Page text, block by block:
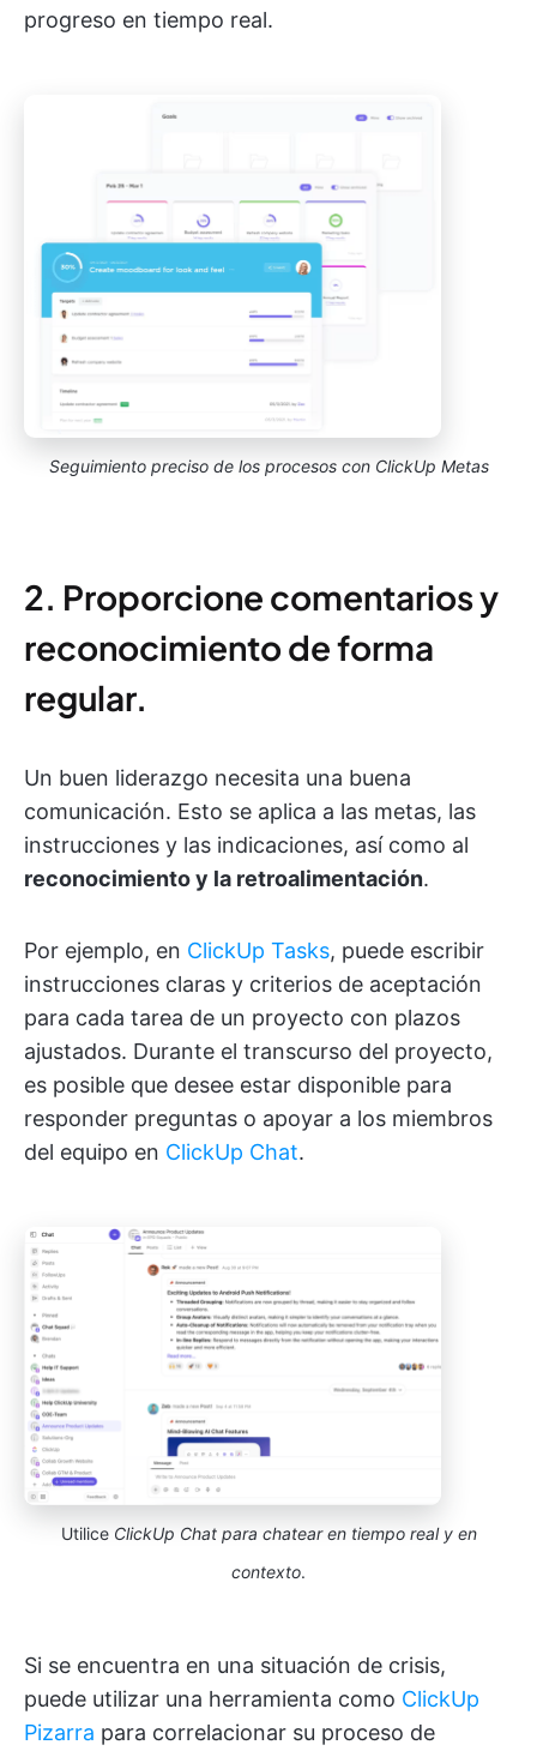
progreso en tiempo real.
Seguimiento preciso de los procesos con ClickUp Metas
2. Proporcione comentarios y
reconocimiento de forma
regular.
Un buen liderazgo necesita una buena
comunicación. Esto se aplica a las metas, las
instrucciones y las indicaciones, así como al
reconocimiento y la retroalimentación.
Por ejemplo, en ClickUp Tasks, puede escribir
instrucciones claras y criterios de aceptación
para cada tarea de un proyecto con plazos
ajustados. Durante el transcurso del proyecto,
es posible que desee estar disponible para
responder preguntas o apoyar a los miembros
del equipo en ClickUp Chat.
Utilice ClickUp Chat para chatear en tiempo real y en
contexto.
Si se encuentra en una situación de crisis,
puede utilizar una herramienta como ClickUp
Pizarra para correlacionar su proceso de